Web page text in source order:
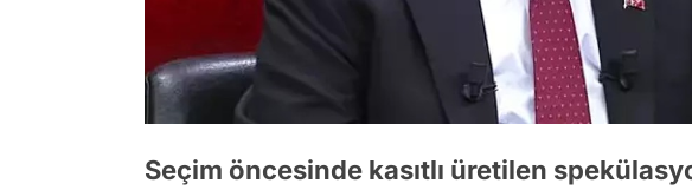
Seçim öncesinde kasıtlı üretilen